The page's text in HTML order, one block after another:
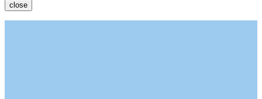
close